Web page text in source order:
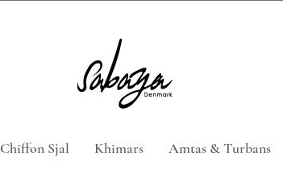
Chiffon Sjal Khimars Amtas & Turbans